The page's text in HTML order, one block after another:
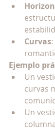
Curvas
Ejemplo
Un
curvas
Un